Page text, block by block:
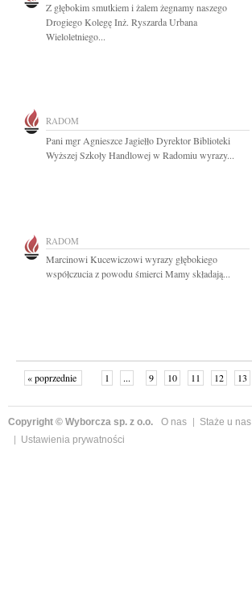
Z głębokim smutkiem i żalem żegnamy naszego
Drogiego Kolegę Inż. Ryszarda Urbana
Wieloletniego...
RADOM
Pani mgr Agnieszce Jagiełło Dyrektor Biblioteki
Wyższej Szkoły Handlowej w Radomiu wyrazy...
RADOM
Marcinowi Kucewiczowi wyrazy głębokiego
współczucia z powodu śmierci Mamy składają...
« poprzednie 1 ... 9 10 11 12 13
Copyright © Wyborcza sp. z o.o. O nas Staże u nas
Ustawienia prywatności